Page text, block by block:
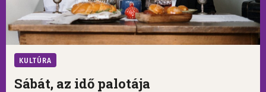
KULTÚRA
Sábát, az idő palotája